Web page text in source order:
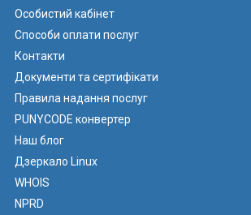
Особистий кабінет
Способи оплати послуг
Контакти
Документи та сертифікати
Правила надання послуг
PUNYCODE конвертер
Наш блог
Дзеркало Linux
WHOIS
NPRD